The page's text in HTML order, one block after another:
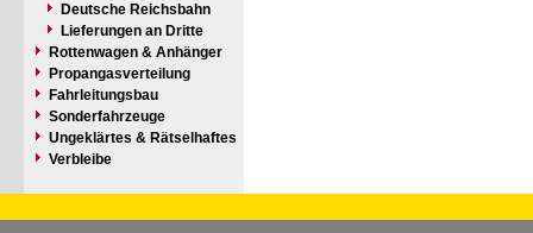
Deutsche Reichsbahn
Lieferungen an Dritte
Rottenwagen & Anhänger
Propangasverteilung
Fahrleitungsbau
Sonderfahrzeuge
Ungeklärtes & Rätselhaftes
Verbleibe